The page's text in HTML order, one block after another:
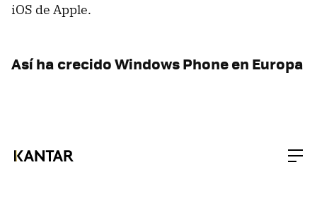
iOS de Apple.
Así ha crecido Windows Phone en Europa